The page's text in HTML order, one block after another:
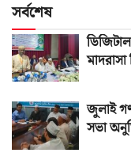
সর্বশেষ
মাদরাসা
জুলাই
সভা